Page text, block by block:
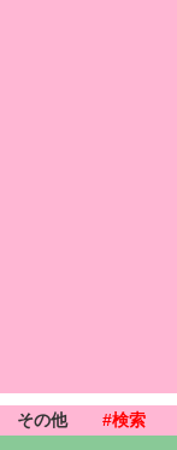
その他 #検索